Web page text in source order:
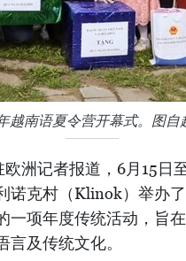
越南语夏令营开幕式。图自
洲记者报道，6月15日
诺克村（Klinok）举办
一项年度传统活动，旨
及传统文化。